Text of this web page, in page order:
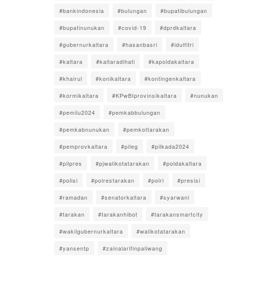
#bankindonesia #bulungan #bupatibulungan
#bupatinunukan #covid-19 #dprdkaltara
#gubernurkaltara #hasanbasri #idulfitri
#kaltara #kaltaradihati #kapoldakaltara
#khairul #konikaltara #kontingenkaltara
#kormikaltara #KPwBIprovinsikaltara #nunukan
#pemilu2024 #pemkabbulungan
#pemkabnunukan #pemkottarakan
#pemprovkaltara #pileg #pilkada2024
#pilpres #pjwalikotatarakan #poldakaltara
#polisi #polrestarakan #polri #presisi
#ramadan #senatorkaltara #syarwani
#tarakan #tarakanhibot #tarakansmartcity
#wakilgubernurkaltara #walikotatarakan
#yansentp #zainalarifinpaliwang